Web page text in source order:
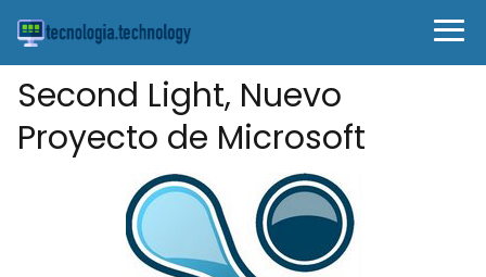
Second Light, Nuevo
Proyecto de Microsoft